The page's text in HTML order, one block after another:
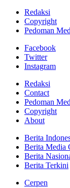
Redaksi
Copyright
Pedoman
Facebook
Twitter
Instagram
Redaksi
Contact
Pedoman
Copyright
About
Berita
Berita Media
Berita
Berita Terkini
Cerpen